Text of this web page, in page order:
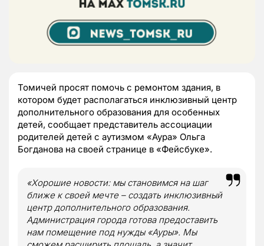
Томичей просят помочь с ремонтом здания, в
котором будет располагаться инклюзивный центр
дополнительного образования для особенных
детей, сообщает представитель ассоциации
родителей детей с аутизмом «Аура» Ольга
Богданова на своей странице в «Фейсбуке».
«Хорошие новости: мы становимся на шаг
ближе к своей мечте – создать инклюзивный
центр дополнительного образования.
Администрация города готова предоставить
нам помещение под нужды «Ауры». Мы